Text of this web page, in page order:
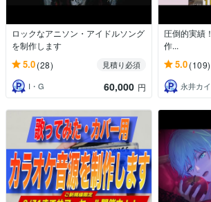
ロックなアニソン・アイドルソング
を制作します
5.0(28)
見積り必須
I・G
60,000 円
圧倒的実績
作...
5.0(109)
永井カ